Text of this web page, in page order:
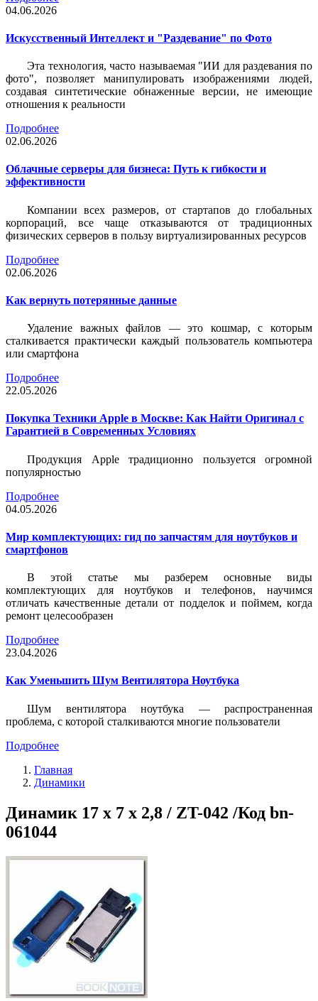
04.06.2026
Искусственный Интеллект и "Раздевание" по Фото
Эта технология, часто называемая "ИИ для раздевания по
фото", позволяет манипулировать изображениями людей,
создавая синтетические обнаженные версии, не имеющие
отношения к реальности
Подробнее
02.06.2026
Облачные серверы для бизнеса: Путь к гибкости и
эффективности
Компании всех размеров, от стартапов до глобальных
корпораций, все чаще отказываются от традиционных
физических серверов в пользу виртуализированных ресурсов
Подробнее
02.06.2026
Как вернуть потерянные данные
Удаление важных файлов — это кошмар, с которым
сталкивается практически каждый пользователь компьютера
или смартфона
Подробнее
22.05.2026
Покупка Техники Apple в Москве: Как Найти Оригинал с
Гарантией в Современных Условиях
Продукция Apple традиционно пользуется огромной
популярностью
Подробнее
04.05.2026
Мир комплектующих: гид по запчастям для ноутбуков и
смартфонов
В этой статье мы разберем основные виды
комплектующих для ноутбуков и телефонов, научимся
отличать качественные детали от подделок и поймем, когда
ремонт целесообразен
Подробнее
23.04.2026
Как Уменьшить Шум Вентилятора Ноутбука
Шум вентилятора ноутбука — распространенная
проблема, с которой сталкиваются многие пользователи
Подробнее
Главная
Динамики
Динамик 17 x 7 x 2,8 / ZT-042 /Код bn-
061044